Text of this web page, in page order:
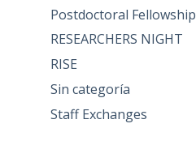
Postdoctoral Fellowship
RESEARCHERS NIGHT
RISE
Sin categoría
Staff Exchanges